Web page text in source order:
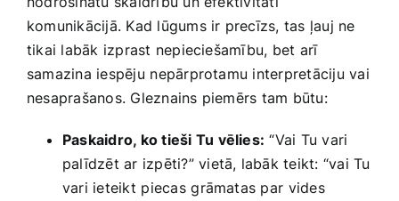
komunikācijā. Kad lūgums ir precīzs, tas ļauj ne
tikai​ labāk‍ izprast‍ nepieciešamību, bet arī
‌samazina iespēju ⁢nepārprotamu interpretāciju vai
nesaprašanos. Gleznains‍ piemērs tam būtu:
Paskaidro, ko tieši Tu vēlies: “Vai Tu‌ vari
palīdzēt ar izpēti?” vietā, labāk teikt: “vai Tu
vari ‍ieteikt ⁢piecas⁣ grāmatas par ⁣vides